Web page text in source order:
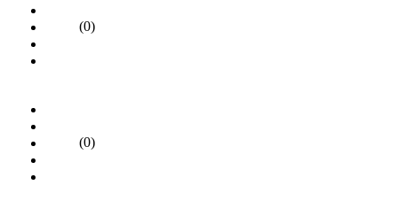
(0)
(0)